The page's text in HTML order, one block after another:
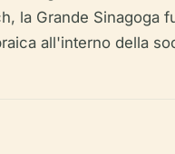
la Grande
all'interno della